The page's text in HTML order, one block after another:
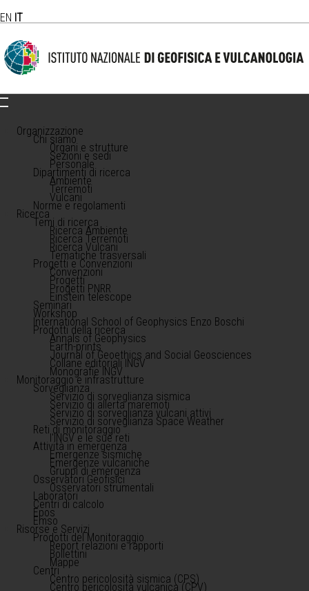
EN IT
Organizzazione
Chi siamo
Organi e strutture
Sezioni e sedi
Personale
Dipartimenti di ricerca
Ambiente
Terremoti
Vulcani
Norme e regolamenti
Ricerca
Temi di ricerca
Ricerca Ambiente
Ricerca Terremoti
Ricerca Vulcani
Tematiche trasversali
Progetti e Convenzioni
Convenzioni
Progetti
Progetti PNRR
Einstein telescope
Seminari
Workshop
International School of Geophysics Enzo Boschi
Prodotti della ricerca
Annals of Geophysics
Earth-prints
Journal of Geoethics and Social Geosciences
Collane editoriali INGV
Monografie INGV
Monitoraggio e infrastrutture
Sorveglianza
Servizio di sorveglianza sismica
Servizio di allerta maremoti
Servizio di sorveglianza vulcani attivi
Servizio di sorveglianza Space Weather
Reti di monitoraggio
l'INGV e le sue reti
Attività in emergenza
Emergenze sismiche
Emergenze vulcaniche
Gruppi di emergenza
Osservatori Geofisici
Osservatori strumentali
Laboratori
Centri di calcolo
Epos
Emso
Risorse e Servizi
Prodotti del Monitoraggio
Report relazioni e rapporti
Bollettini
Mappe
Centri
Centro pericolosità sismica (CPS)
Centro pericolosità vulcanica (CPV)